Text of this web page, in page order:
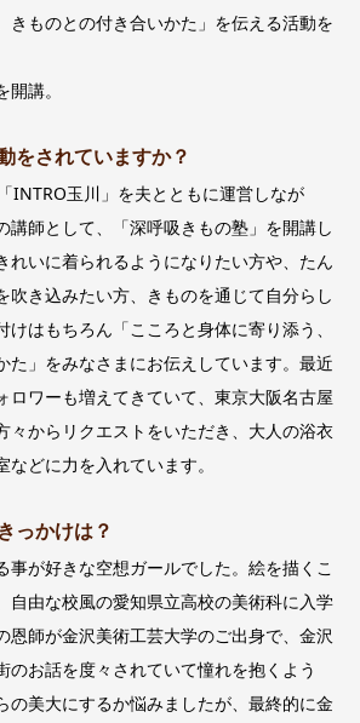
きものとの付き合いかた」を伝える活動を
講。
をされていますか？
INTRO玉川」を夫とともに運営しなが
講師として、「深呼吸きもの塾」を開講し
れいに着られるようになりたい方や、たん
吹き込みたい方、きものを通じて自分らし
けはもちろん「こころと身体に寄り添う、
た」をみなさまにお伝えしています。最近
ワーも増えてきていて、東京大阪名古屋
々からリクエストをいただき、大人の浴衣
どに力を入れています。
っかけは？
事が好きな空想ガールでした。絵を描くこ
自由な校風の愛知県立高校の美術科に入学
恩師が金沢美術工芸大学のご出身で、金沢
のお話を度々されていて憧れを抱くよう
の美大にするか悩みましたが、最終的に金